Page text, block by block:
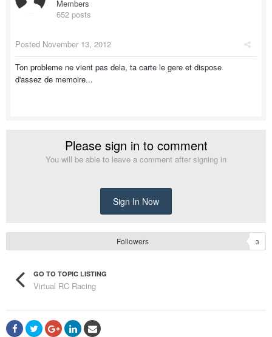
Members
652 posts
Posted November 13, 2012
Ton probleme ne vient pas dela, ta carte le gere et dispose
d'assez de memoire...
Please sign in to comment
You will be able to leave a comment after signing in
Sign In Now
Followers 3
GO TO TOPIC LISTING
Virtual RC Racing